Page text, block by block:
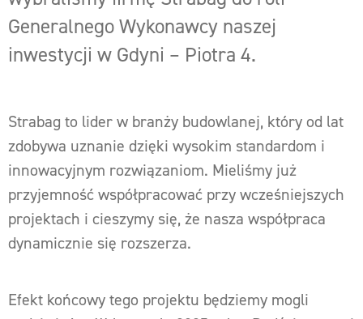
Generalnego Wykonawcy naszej
inwestycji w Gdyni – Piotra 4.
Strabag to lider w branży budowlanej, który od lat
zdobywa uznanie dzięki wysokim standardom i
innowacyjnym rozwiązaniom. Mieliśmy już
przyjemność współpracować przy wcześniejszych
projektach i cieszymy się, że nasza współpraca
dynamicznie się rozszerza.
Efekt końcowy tego projektu będziemy mogli